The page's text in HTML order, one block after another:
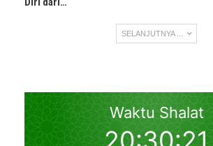
SELANJUTNYA ...